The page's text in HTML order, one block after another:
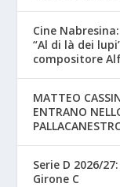
Cine
“Al di là dei
compositore
MATTEO
ENTRANO
Serie D 2026/
Girone C